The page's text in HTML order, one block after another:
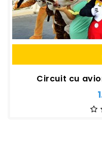
Circuit cu